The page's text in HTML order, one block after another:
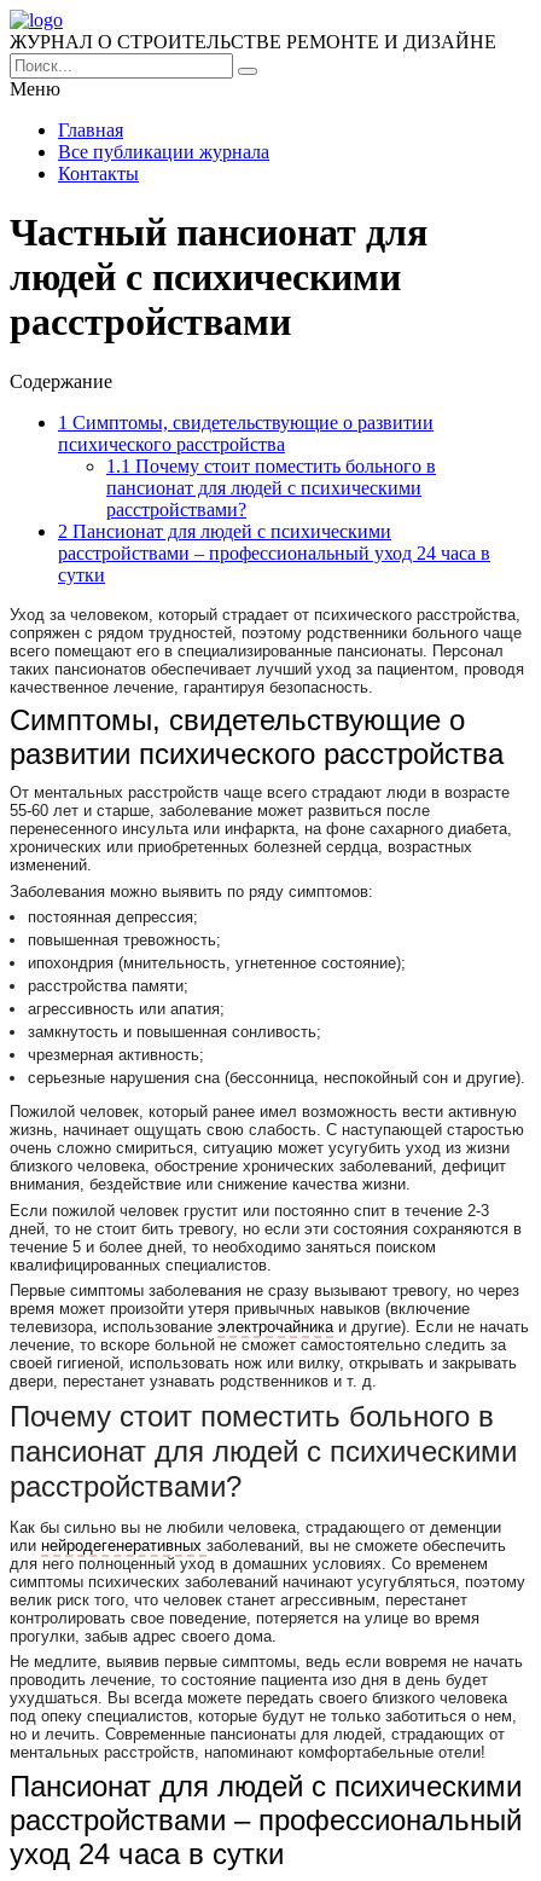
ЖУРНАЛ О СТРОИТЕЛЬСТВЕ РЕМОНТЕ И ДИЗАЙНЕ
Меню
Главная
Все публикации журнала
Контакты
Частный пансионат для
людей с психическими
расстройствами
Содержание
1 Симптомы, свидетельствующие о развитии
психического расстройства
1.1 Почему стоит поместить больного в
пансионат для людей с психическими
расстройствами?
2 Пансионат для людей с психическими
расстройствами – профессиональный уход 24 часа в
сутки
Уход за человеком, который страдает от психического расстройства,
сопряжен с рядом трудностей, поэтому родственники больного чаще
всего помещают его в специализированные пансионаты.
Персонал
таких пансионатов обеспечивает лучший уход за пациентом, проводя
качественное лечение, гарантируя безопасность.
Симптомы, свидетельствующие о
развитии психического расстройства
От ментальных расстройств чаще всего страдают люди в возрасте
55-60 лет и старше, заболевание может развиться после
перенесенного инсульта или инфаркта, на фоне сахарного диабета,
хронических или приобретенных болезней сердца, возрастных
изменений.
Заболевания можно выявить по ряду симптомов:
постоянная депрессия;
повышенная тревожность;
ипохондрия (мнительность, угнетенное состояние);
расстройства памяти;
агрессивность или апатия;
замкнутость и повышенная сонливость;
чрезмерная активность;
серьезные нарушения сна (бессонница, неспокойный сон и другие).
Пожилой человек, который ранее имел возможность вести активную
жизнь, начинает ощущать свою слабость. С наступающей старостью
очень сложно смириться, ситуацию может усугубить уход из жизни
близкого человека, обострение хронических заболеваний, дефицит
внимания, бездействие или снижение качества жизни.
Если пожилой человек грустит или постоянно спит в течение 2-3
дней, то не стоит бить тревогу, но если эти состояния сохраняются в
течение 5 и более дней, то необходимо заняться поиском
квалифицированных специалистов.
Первые симптомы заболевания не сразу вызывают тревогу, но через
время может произойти утеря привычных навыков (включение
телевизора, использование электрочайникаи другие). Если не начать
лечение, то вскоре больной не сможет самостоятельно следить за
своей гигиеной, использовать нож или вилку, открывать и закрывать
двери, перестанет узнавать родственников и т. д.
Почему стоит поместить больного в
пансионат для людей с психическими
расстройствами?
Как бы сильно вы не любили человека, страдающего от деменции
или нейродегенеративных заболеваний, вы не сможете обеспечить
для него полноценный уход в домашних условиях. Со временем
симптомы психических заболеваний начинают усугубляться, поэтому
велик риск того, что человек станет агрессивным, перестанет
контролировать свое поведение, потеряется на улице во время
прогулки, забыв адрес своего дома.
Не медлите, выявив первые симптомы, ведь если вовремя не начать
проводить лечение, то состояние пациента изо дня в день будет
ухудшаться. Вы всегда можете передать своего близкого человека
под опеку специалистов, которые будут не только заботиться о нем,
но и лечить. Современные пансионаты для людей, страдающих от
ментальных расстройств, напоминают комфортабельные отели!
Пансионат для людей с психическими
расстройствами – профессиональный
уход 24 часа в сутки